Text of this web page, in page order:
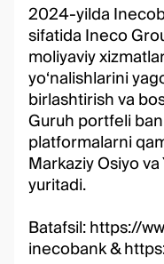
2024-yilda
sifatida Ineco
moliyaviy
yo‘nalishlarini
birlashtirish va
Guruh portfeli
platformalarni
Markaziy Osiyo
yuritadi.
Batafsil:https://
inecobank&